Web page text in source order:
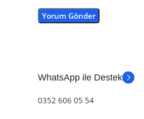
WhatsApp ile Destek
0352 606 05 54